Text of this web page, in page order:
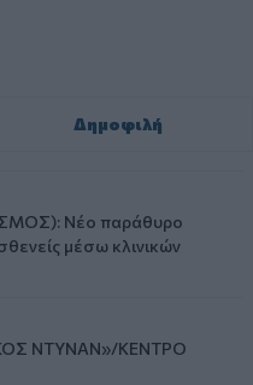
Δημοφιλή
Νέο παράθυρο
μέσω κλινικών
ΝΤΥΝΑΝ»/ΚΕΝΤΡΟ